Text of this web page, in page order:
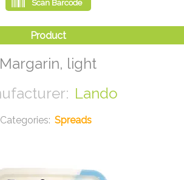
Margarin, light
Lando
Spreads